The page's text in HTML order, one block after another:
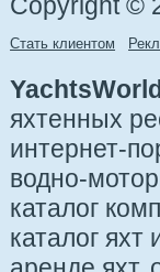
Стать клиентом
яхтенных
интернет-
водно-
каталог
каталог